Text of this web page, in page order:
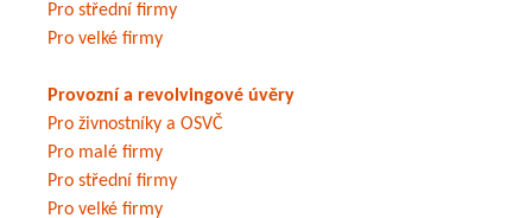
Pro střední firmy
Pro velké firmy
Provozní a revolvingové úvěry
Pro živnostníky a OSVČ
Pro malé firmy
Pro střední firmy
Pro velké firmy